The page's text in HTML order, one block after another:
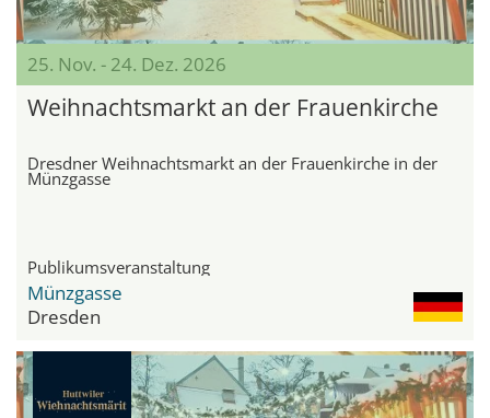
25. Nov. - 24. Dez. 2026
Weihnachtsmarkt an der Frauenkirche
Dresdner Weihnachtsmarkt an der Frauenkirche in der
Münzgasse
Publikumsveranstaltung
Münzgasse
Dresden